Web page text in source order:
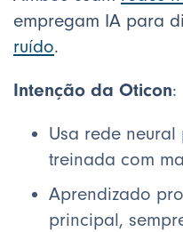
empregam IA para
ruído.
Intenção da Oticon:
Usa rede neural
treinada com
Aprendizado
principal,